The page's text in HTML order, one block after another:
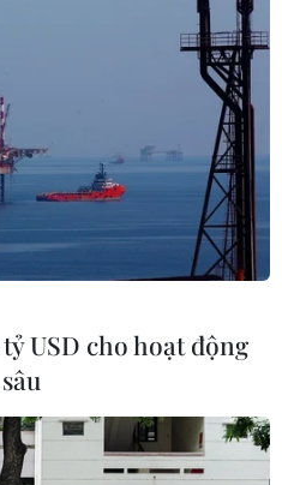
USD cho hoạt động